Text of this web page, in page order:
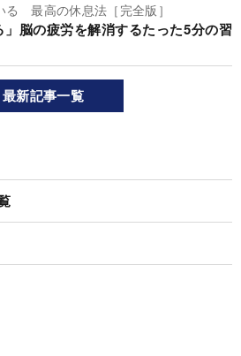
る 最高の休息法［完全版］
」脳の疲労を解消するたった5分の習
最新記事一覧